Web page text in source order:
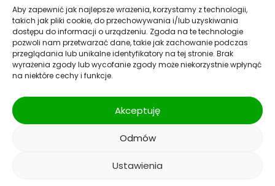
Aby zapewnić jak najlepsze wrażenia, korzystamy z technologii,
takich jak pliki cookie, do przechowywania i/lub uzyskiwania
dostępu do informacji o urządzeniu. Zgoda na te technologie
pozwoli nam przetwarzać dane, takie jak zachowanie podczas
przeglądania lub unikalne identyfikatory na tej stronie. Brak
wyrażenia zgody lub wycofanie zgody może niekorzystnie wpłynąć
na niektóre cechy i funkcje.
Akceptuję
Odmów
Ustawienia
Zastrzeganie karty
Zastrzeganie dokumentów
Blokowanie bankowości elektronicznej
Informacja dla sygnalistów
Reklamacje
| Polityka bezpieczeństwa
CODE/BIC:GBWCPLPP
FacebookInstagram